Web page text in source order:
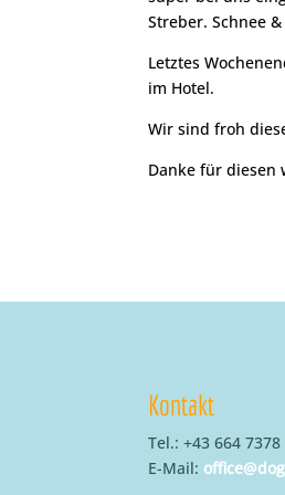
Streber. Schnee
Letztes
im Hotel.
Wir sind froh
Danke für diesen
Kontakt
Tel.: +43 664 7378
E-Mail: